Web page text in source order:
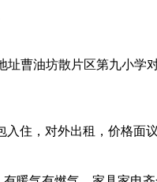
曹油坊散片区第九小学
住，对外出租，价格面